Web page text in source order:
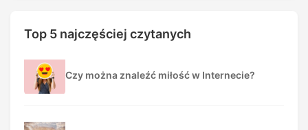
Top 5 najczęściej czytanych
Czy można znaleźć miłość w Internecie?